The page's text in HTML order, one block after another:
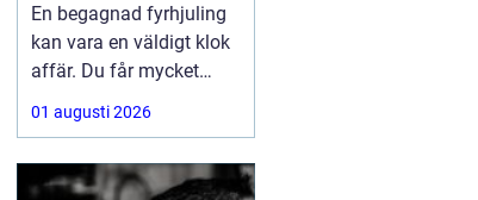
En begagnad fyrhjuling
kan vara en väldigt klok
affär. Du får mycket
funktion för pengarna
och slipper den största
ofta kommer direkt när
01 augusti 2026